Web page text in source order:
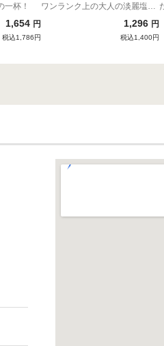
一杯！
1,654 円
税込1,786円
ワンランク上の大人の淡麗塩ラ
1,296 円
税込1,400円